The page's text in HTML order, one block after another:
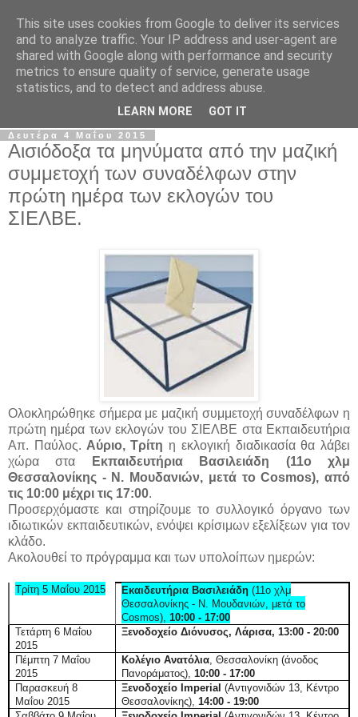
Σ.Ι.Ε.Λ.Β.Ε.
Ο επίσημος ιστότοπος του Συλλόγου Ιδιωτικών
Εκπαιδευτικών Λειτουργών Βόρειας Ελλάδας
Δευτέρα 4 Μαΐου 2015
Αισιόδοξα τα μηνύματα από την μαζική
συμμετοχή των συναδέλφων στην
πρώτη ημέρα των εκλογών του
ΣΙΕΛΒΕ.
Ολοκληρώθηκε σήμερα με μαζική συμμετοχή συναδέλφων η
πρώτη ημέρα των εκλογών του ΣΙΕΛΒΕ στα Εκπαιδευτήρια
Απ. Παύλος. Αύριο, Τρίτη η εκλογική διαδικασία θα λάβει
χώρα στα
Εκπαιδευτήρια Βασιλειάδη (11ο χλμ
Θεσσαλονίκης - Ν. Μουδανιών, μετά το Cosmos), από
τις 10:00 μέχρι τις 17:00.
Προσερχόμαστε και στηρίζουμε το συλλογικό όργανο των
ιδιωτικών εκπαιδευτικών, ενόψει κρίσιμων εξελίξεων για τον
κλάδο.
Ακολουθεί το πρόγραμμα και των υπολοίπων ημερών:
Τρίτη 5 Μαΐου 2015 Εκαιδευτήρια Βασιλειάδη (11ο χλμ
Θεσσαλονίκης - Ν. Μουδανιών, μετά το
Cosmos), 10:00 - 17:00
Τετάρτη 6 Μαΐου
2015
Ξενοδοχείο Διόνυσος, Λάρισα, 13:00 - 20:00
Πέμπτη 7 Μαΐου
2015
Κολέγιο Ανατόλια , Θεσσαλονίκη (άνοδος
Πανοράματος), 10:00 - 17:00
Παρασκευή 8
Μαΐου 2015
Ξενοδοχείο Imperial (Αντιγονιδών 13, Κέντρο
Θεσσαλονίκης), 14:00 - 19:00
This site uses cookies from Google to deliver its services
and to analyze traffic. Your IP address and user-agent are
shared with Google along with performance and security
metrics to ensure quality of service, generate usage
statistics, and to detect and address abuse.
LEARN MORE GOT IT